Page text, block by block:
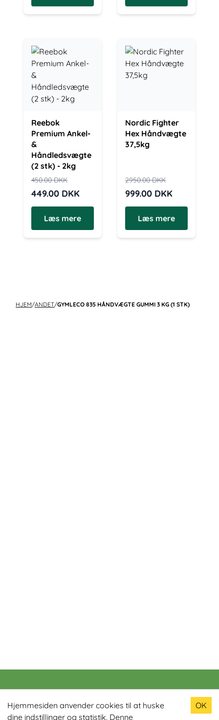
Hjemmesiden anvender cookies til at huske
dine indstillinger og statistik. Denne
OK
Reebok
Premium Ankel-
&
Håndledsvægte
(2 stk) - 2kg
450.00DKK
449.00 DKK
Læs mere
Nordic Fighter
Hex Håndvægte
37,5kg
2950.00DKK
999.00 DKK
Læs mere
HJEM/ANDET/GYMLECO 835 HÅNDVÆGTE GUMMI 3 KG (1 STK)
Populære produkter